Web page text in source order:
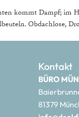
kommt Dampf; im
Obdachlose,
Kontakt
BÜRO
81379